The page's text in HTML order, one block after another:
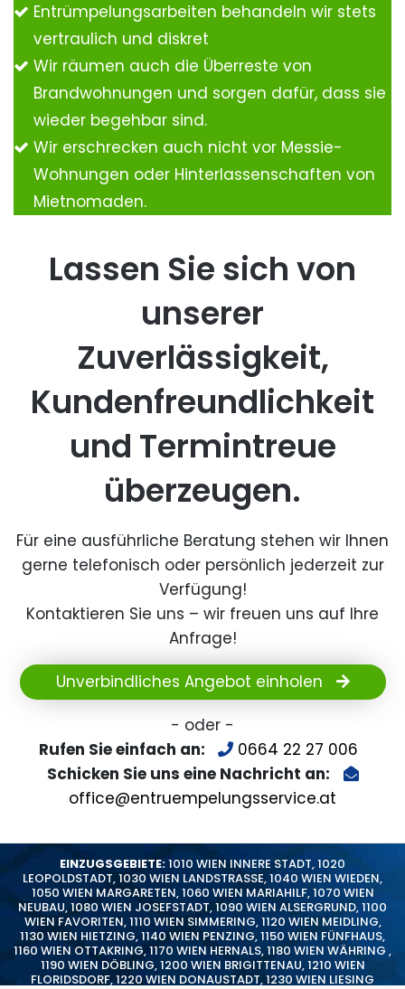
Entrümpelungsarbeiten behandeln wir stets
vertraulich und diskret
Wir räumen auch die Überreste von
Brandwohnungen und sorgen dafür, dass sie
wieder begehbar sind.
Wir erschrecken auch nicht vor Messie-
Wohnungen oder Hinterlassenschaften von
Mietnomaden.
Lassen Sie sich von
unserer
Zuverlässigkeit,
Kundenfreundlichkeit
und Termintreue
überzeugen.
Für eine ausführliche Beratung stehen wir Ihnen
gerne telefonisch oder persönlich jederzeit zur
Verfügung!
Kontaktieren Sie uns – wir freuen uns auf Ihre
Anfrage!
Unverbindliches Angebot einholen
- oder -
Rufen Sie einfach an:
0664 22 27 006
Schicken Sie uns eine Nachricht an:
office@entruempelungsservice.at
EINZUGSGEBIETE:1010 WIEN INNERE STADT,1020
LEOPOLDSTADT,1030 WIEN LANDSTRASSE,1040 WIEN WIEDEN,
1050 WIEN MARGARETEN,1060 WIEN MARIAHILF,1070 WIEN
NEUBAU,1080 WIEN JOSEFSTADT,1090 WIEN ALSERGRUND,1100
WIEN FAVORITEN,1110 WIEN SIMMERING,1120 WIEN MEIDLING,
1130 WIEN HIETZING,1140 WIEN PENZING,1150 WIEN FÜNFHAUS,
1160 WIEN OTTAKRING,1170 WIEN HERNALS,1180 WIEN WÄHRING ,
1190 WIEN DÖBLING,1200 WIEN BRIGITTENAU,1210 WIEN
FLORIDSDORF,1220 WIEN DONAUSTADT,1230 WIEN LIESING